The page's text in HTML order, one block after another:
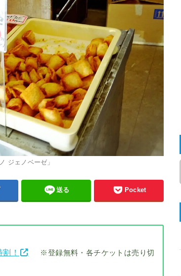
ジェノベーゼ」
送る Pocket
！
※登録無料・各チケットは売り切